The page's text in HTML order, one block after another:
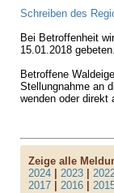
Schreiben des
Bei Betroffenheit
15.01.2018
Betroffene
Stellungnahme an
wenden oder direkt
Zeige alle
2024 |2023 |
2017 |2016 |